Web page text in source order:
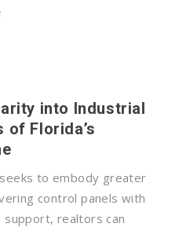
into Industrial
of Florida’s
to embody greater
control panels with
support, realtors can